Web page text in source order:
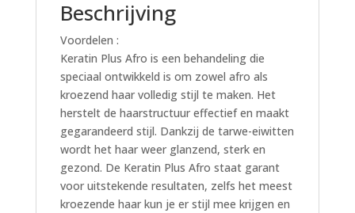
Beschrijving
Voordelen :
Keratin Plus Afro is een behandeling die
speciaal ontwikkeld is om zowel afro als
kroezend haar volledig stijl te maken. Het
herstelt de haarstructuur effectief en maakt
gegarandeerd stijl. Dankzij de tarwe-eiwitten
wordt het haar weer glanzend, sterk en
gezond. De Keratin Plus Afro staat garant
voor uitstekende resultaten, zelfs het meest
kroezende haar kun je er stijl mee krijgen en